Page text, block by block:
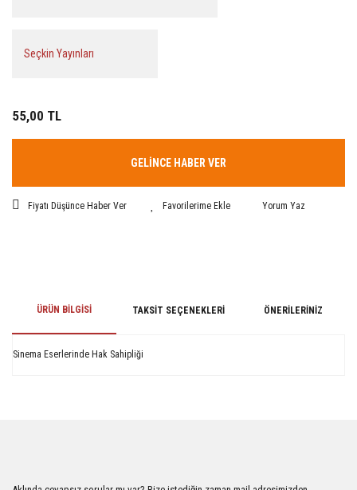
Seçkin Yayınları
55,00 TL
GELİNCE HABER VER
Fiyatı Düşünce Haber Ver Yorum Yaz
ÜRÜN BILGISI TAKSIT SEÇENEKLERI ÖNERILERINIZ
Sinema Eserlerinde Hak Sahipliği